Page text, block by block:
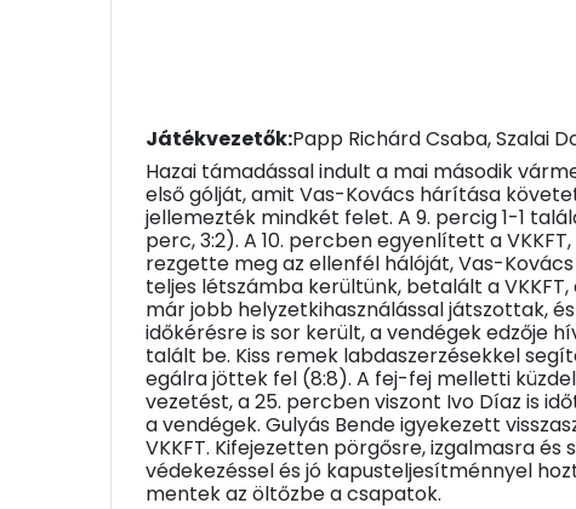
Játékvezetők:Papp Richárd Csaba, Szalai
Hazai támadással indult a mai második
első gólját, amit Vas-Kovács hárítása
jellemezték mindkét felet. A 9. percig 1-1
perc, 3:2). A 10. percben egyenlített a
rezgette meg az ellenfél hálóját, Vas-
teljes létszámba kerültünk, betalált a
már jobb helyzetkihasználással játszottak,
időkérésre is sor került, a vendégek edzője
talált be. Kiss remek labdaszerzésekkel
egálra jöttek fel (8:8). A fej-fej melletti
vezetést, a 25. percben viszont Ivo Díaz is
a vendégek. Gulyás Bende igyekezett
VKKFT. Kifejezetten pörgősre, izgalmasra
védekezéssel és jó kapusteljesítménnyel
mentek az öltőzbe a csapatok.